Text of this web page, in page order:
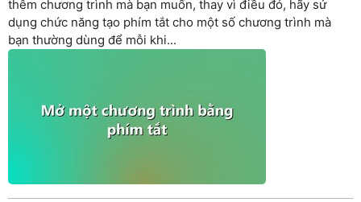
thêm chương trình mà bạn muốn, thay vì điều đó, hãy sử
dụng chức năng tạo phím tắt cho một số chương trình mà
bạn thường dùng để mỗi khi...